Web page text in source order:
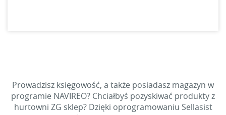
Prowadzisz księgowość, a także posiadasz magazyn w
programie NAVIREO? Chciałbyś pozyskiwać produkty z
hurtowni ZG sklep? Dzięki oprogramowaniu Sellasist